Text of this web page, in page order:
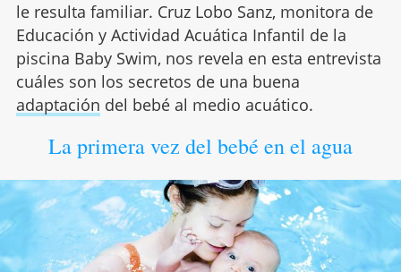
le resulta familiar. Cruz Lobo Sanz, monitora de
Educación y Actividad Acuática Infantil de la
piscina Baby Swim, nos revela en esta entrevista
cuáles son los secretos de una buena
adaptación del bebé al medio acuático.
La primera vez del bebé en el agua